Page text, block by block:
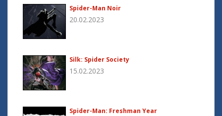
Spider-Man Noir
20.02.2023
Silk: Spider Society
15.02.2023
Spider-Man: Freshman Year